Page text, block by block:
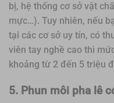
bị, hệ thống cơ sở vật
mực…). Tuy nhiên, nếu
tại các cơ sở uy tín, có
viên tay nghề cao thì
khoảng từ 2 đến 5 triệu
5. Phun môi pha lê